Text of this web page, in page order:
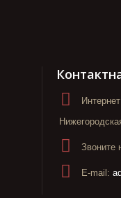
Звоните
E-mail: